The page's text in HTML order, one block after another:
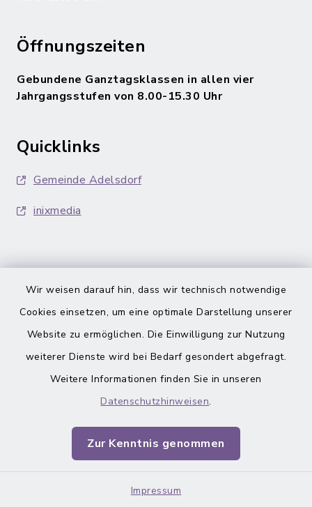
Wir weisen darauf hin, dass wir technisch notwendige
Cookies einsetzen, um eine optimale Darstellung unserer
Website zu ermöglichen. Die Einwilligung zur Nutzung
weiterer Dienste wird bei Bedarf gesondert abgefragt.
Weitere Informationen finden Sie in unseren
Datenschutzhinweisen.
Zur Kenntnis genommen
Impressum
Öffnungszeiten
Gebundene Ganztagsklassen in allen vier
Jahrgangsstufen von 8.00-15.30 Uhr
Quicklinks
Gemeinde Adelsdorf
inixmedia
Barrierefreiheit
Datenschutz
Impressum
Sitemap
Cookie-Einstellungen